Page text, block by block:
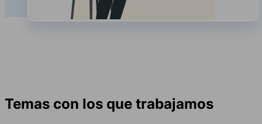
Temas con los que trabajamos